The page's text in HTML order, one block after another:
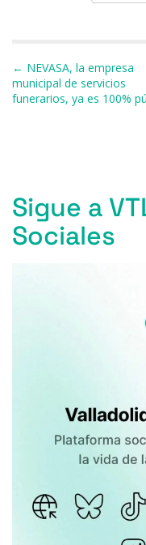
b
o
o
y
Navegación de
← NEVASA, la empresa
municipal de servicios
funerarios, ya es 100%
Sigue a
Sociales